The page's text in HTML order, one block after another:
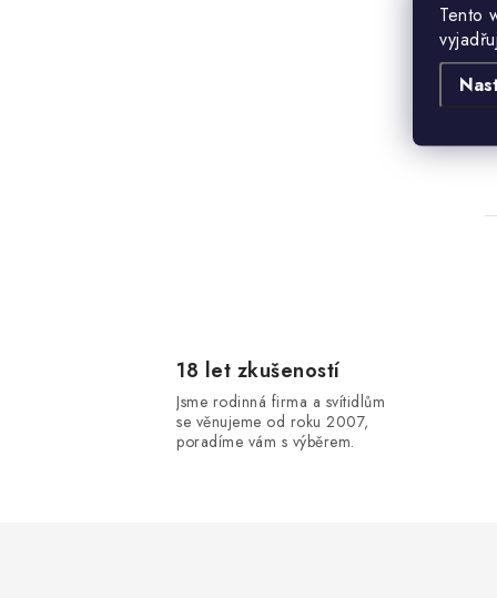
Tento
18 let zkušeností
Jsme rodinná firma a svítidlům
se věnujeme od roku 2007,
poradíme vám s výběrem.